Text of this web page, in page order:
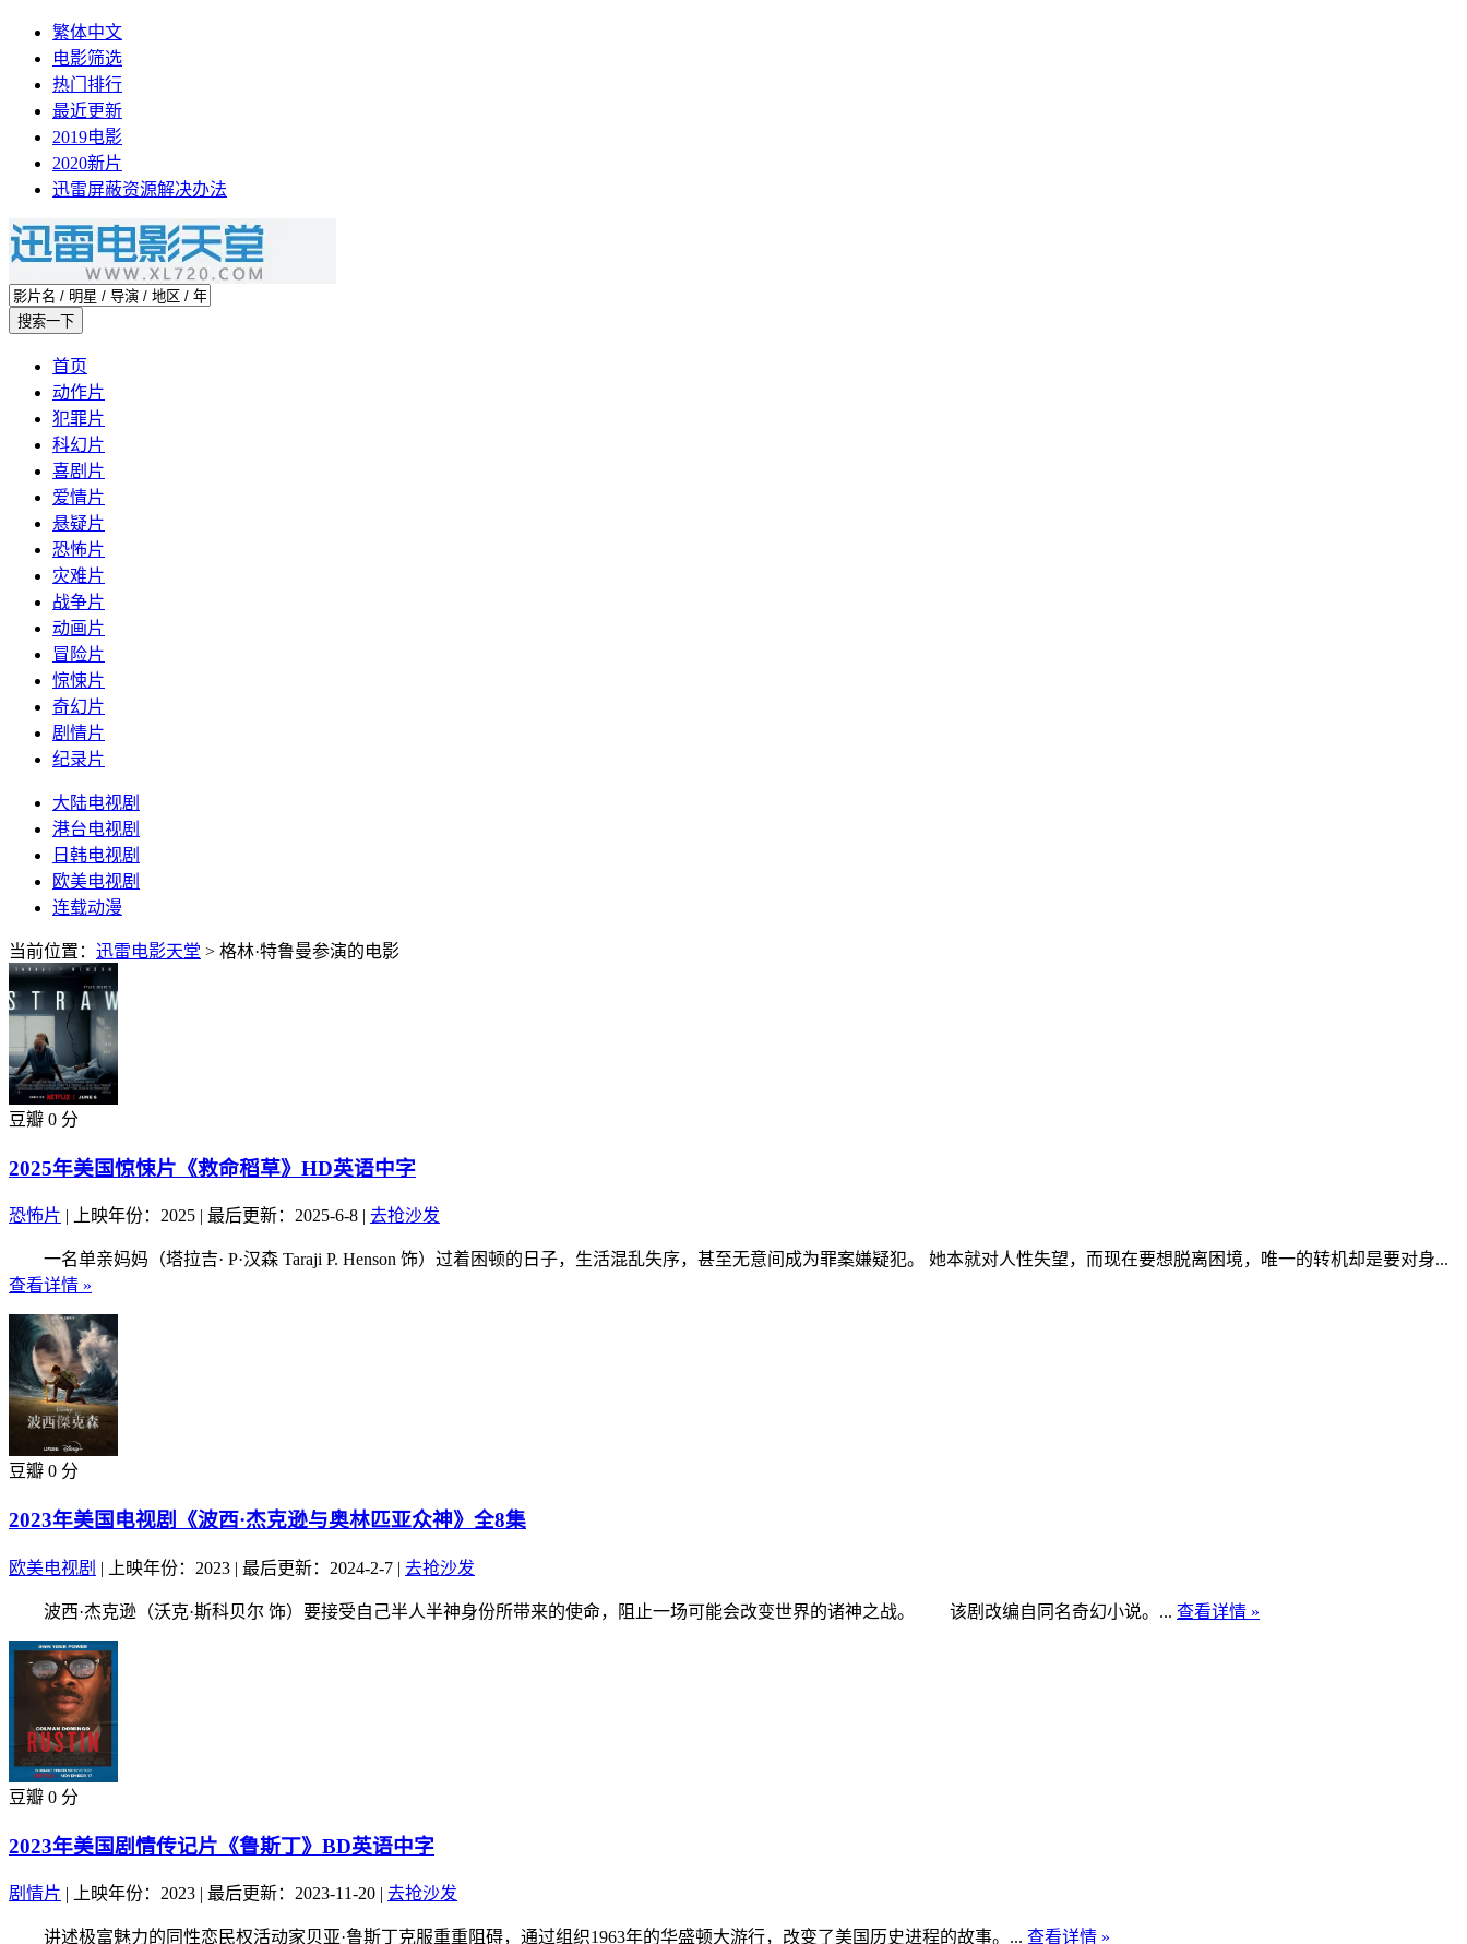
繁体中文
电影筛选
热门排行
最近更新
2019电影
2020新片
迅雷屏蔽资源解决办法
首页
动作片
犯罪片
科幻片
喜剧片
爱情片
悬疑片
恐怖片
灾难片
战争片
动画片
冒险片
惊悚片
奇幻片
剧情片
纪录片
大陆电视剧
港台电视剧
日韩电视剧
欧美电视剧
连载动漫
当前位置： 迅雷电影天堂 > 格林·特鲁曼参演的电影
豆瓣 0 分
2025年美国惊悚片《救命稻草》HD英语中字
恐怖片 | 上映年份：2025 | 最后更新：2025-6-8 | 去抢沙发
一名单亲妈妈（塔拉吉· P·汉森 Taraji P. Henson 饰）过着困顿的日子，生活混乱失序，甚至无意间成为罪案嫌疑犯。 她本就对人性失望，而现在要想脱离困境，唯一的转机却是要对身...
查看详情 »
豆瓣 0 分
2023年美国电视剧《波西·杰克逊与奥林匹亚众神》全8集
欧美电视剧 | 上映年份：2023 | 最后更新：2024-2-7 | 去抢沙发
波西·杰克逊（沃克·斯科贝尔 饰）要接受自己半人半神身份所带来的使命，阻止一场可能会改变世界的诸神之战。 该剧改编自同名奇幻小说。... 查看详情 »
豆瓣 0 分
2023年美国剧情传记片《鲁斯丁》BD英语中字
剧情片 | 上映年份：2023 | 最后更新：2023-11-20 | 去抢沙发
讲述极富魅力的同性恋民权活动家贝亚·鲁斯丁克服重重阻碍，通过组织1963年的华盛顿大游行，改变了美国历史进程的故事。... 查看详情 »